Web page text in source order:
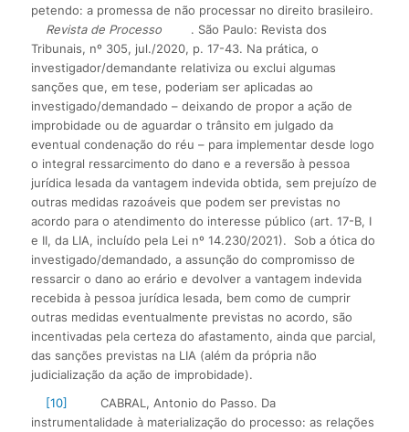
petendo: a promessa de não processar no direito brasileiro.
Revista de Processo
. São Paulo: Revista dos
Tribunais, nº 305, jul./2020, p. 17-43. Na prática, o
investigador/demandante relativiza ou exclui algumas
sanções que, em tese, poderiam ser aplicadas ao
investigado/demandado – deixando de propor a ação de
improbidade ou de aguardar o trânsito em julgado da
eventual condenação do réu – para implementar desde logo
o integral ressarcimento do dano e a reversão à pessoa
jurídica lesada da vantagem indevida obtida, sem prejuízo de
outras medidas razoáveis que podem ser previstas no
acordo para o atendimento do interesse público (art. 17-B, I
e II, da LIA, incluído pela Lei nº 14.230/2021). Sob a ótica do
investigado/demandado, a assunção do compromisso de
ressarcir o dano ao erário e devolver a vantagem indevida
recebida à pessoa jurídica lesada, bem como de cumprir
outras medidas eventualmente previstas no acordo, são
incentivadas pela certeza do afastamento, ainda que parcial,
das sanções previstas na LIA (além da própria não
judicialização da ação de improbidade).
[10]
CABRAL, Antonio do Passo. Da
instrumentalidade à materialização do processo: as relações